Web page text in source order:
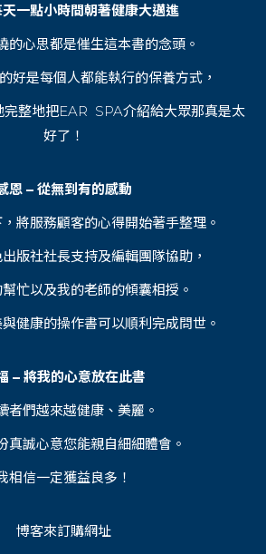
一點小時間朝著健康大邁進
的心思都是催生這本書的念頭。
好是每個人都能執行的保養方式，
完整地把EAR SPA介紹給大眾那真是太
好了！
恩 – 從無到有的感動
將服務顧客的心得開始著手整理。
版社社長支持及編輯團隊協助，
忙以及我的老師的傾囊相授。
健康的操作書可以順利完成問世。
– 將我的心意放在此書
者們越來越健康、美麗。
真誠心意您能親自細細體會。
相信一定獲益良多！
博客來訂購網址